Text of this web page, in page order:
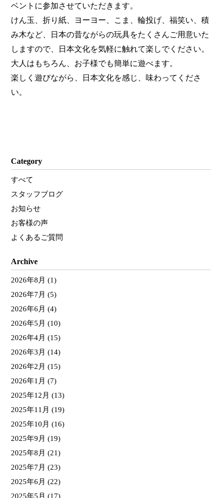
ベントに参加させていただきます。
けん玉、折り紙、ヨーヨー、こま、輪投げ、福笑い、積
み木など、日本の昔ながらの玩具をたくさんご用意いた
しますので、日本文化を気軽に触れて楽しでください。
大人はもちろん、お子様でも簡単に遊べます。
楽しく遊びながら、日本文化を感じ、味わってくださ
い。
Category
すべて
スタッフブログ
お知らせ
お客様の声
よくあるご質問
Archive
2026年8月 (1)
2026年7月 (5)
2026年6月 (4)
2026年5月 (10)
2026年4月 (15)
2026年3月 (14)
2026年2月 (15)
2026年1月 (7)
2025年12月 (13)
2025年11月 (19)
2025年10月 (16)
2025年9月 (19)
2025年8月 (21)
2025年7月 (23)
2025年6月 (22)
2025年5月 (17)